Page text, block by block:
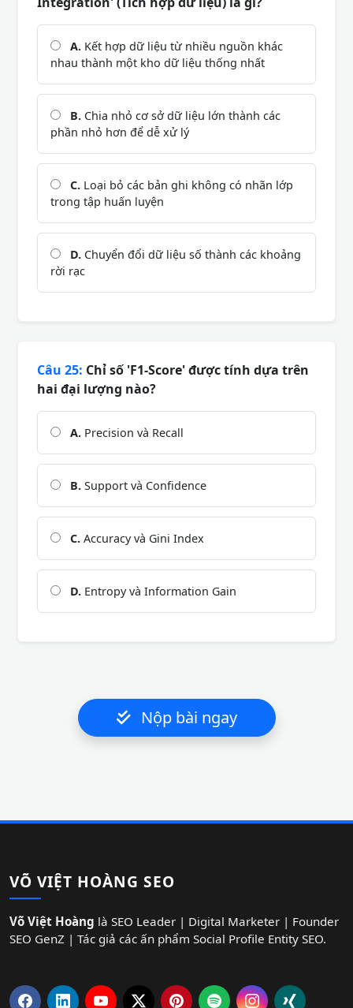
A. Kết hợp dữ liệu từ nhiều nguồn khác
nhau thành một kho dữ liệu thống nhất
B. Chia nhỏ cơ sở dữ liệu lớn thành các
phần nhỏ hơn để dễ xử lý
C. Loại bỏ các bản ghi không có nhãn lớp
trong tập huấn luyện
D. Chuyển đổi dữ liệu số thành các khoảng
rời rạc
Câu 25: Chỉ số 'F1-Score' được tính dựa trên
hai đại lượng nào?
A. Precision và Recall
B. Support và Confidence
C. Accuracy và Gini Index
D. Entropy và Information Gain
Nộp bài ngay
VÕ VIỆT HOÀNG SEO
Võ Việt Hoàng là SEO Leader | Digital Marketer | Founder
SEO GenZ | Tác giả các ấn phẩm Social Profile Entity SEO.